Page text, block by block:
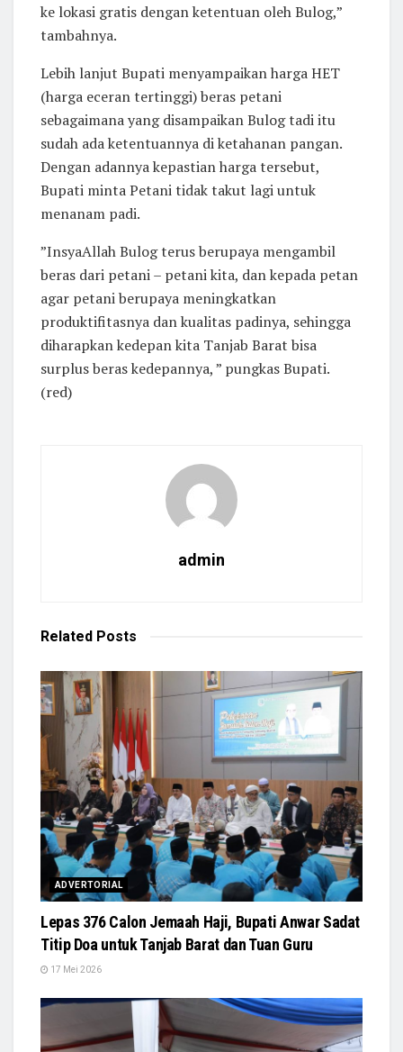
ke lokasi gratis dengan ketentuan oleh Bulog,”
tambahnya.
Lebih lanjut Bupati menyampaikan harga HET
(harga eceran tertinggi) beras petani
sebagaimana yang disampaikan Bulog tadi itu
sudah ada ketentuannya di ketahanan pangan.
Dengan adannya kepastian harga tersebut,
Bupati minta Petani tidak takut lagi untuk
menanam padi.
”InsyaAllah Bulog terus berupaya mengambil
beras dari petani – petani kita, dan kepada petan
agar petani berupaya meningkatkan
produktifitasnya dan kualitas padinya, sehingga
diharapkan kedepan kita Tanjab Barat bisa
surplus beras kedepannya, ” pungkas Bupati.
(red)
admin
Related Posts
ADVERTORIAL
Lepas 376 Calon Jemaah Haji, Bupati Anwar Sadat
Titip Doa untuk Tanjab Barat dan Tuan Guru
17 Mei 2026